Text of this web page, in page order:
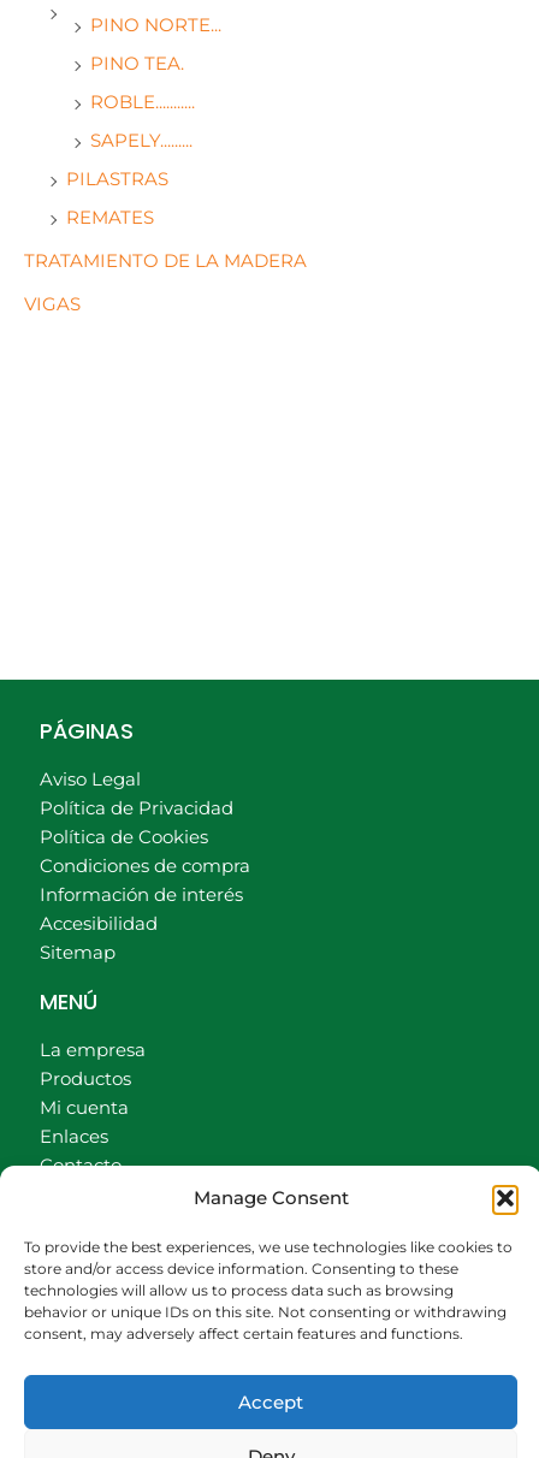
Manage Consent
To provide the best experiences, we use technologies like cookies to
store and/or access device information. Consenting to these
technologies will allow us to process data such as browsing
behavior or unique IDs on this site. Not consenting or withdrawing
consent, may adversely affect certain features and functions.
Accept
PINO NORTE...
PINO TEA.
ROBLE...........
SAPELY.........
PILASTRAS
REMATES
TRATAMIENTO DE LA MADERA
VIGAS
PÁGINAS
Aviso Legal
Política de Privacidad
Política de Cookies
Condiciones de compra
Información de interés
Accesibilidad
Sitemap
MENÚ
La empresa
Productos
Mi cuenta
Enlaces
Contacto
CONTACTO
942540013
696426646
609472979
comercial@bediaycabarga.com
Fdez. Hontoria 20. Astillero. 39610 Cantabria